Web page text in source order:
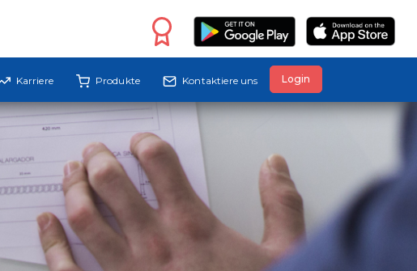
Karriere Produkte Kontaktiere uns Login